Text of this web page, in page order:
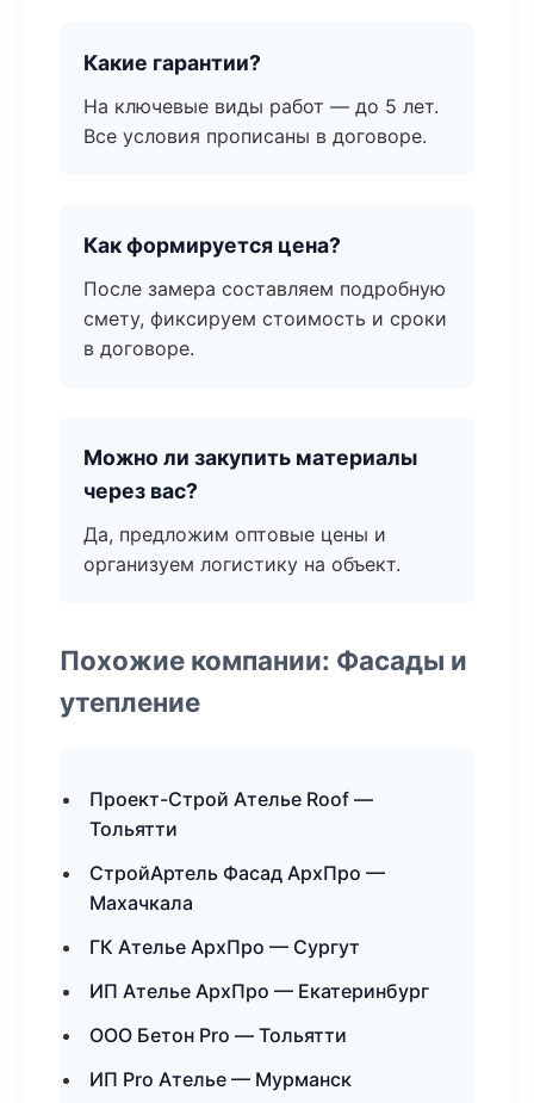
Какие гарантии?
На ключевые виды работ — до 5 лет.
Все условия прописаны в договоре.
Как формируется цена?
После замера составляем подробную
смету, фиксируем стоимость и сроки
в договоре.
Можно ли закупить материалы
через вас?
Да, предложим оптовые цены и
организуем логистику на объект.
Похожие компании: Фасады и
утепление
Проект-Строй Ателье Roof —
Тольятти
СтройАртель Фасад АрхПро —
Махачкала
ГК Ателье АрхПро — Сургут
ИП Ателье АрхПро — Екатеринбург
ООО Бетон Pro — Тольятти
ИП Pro Ателье — Мурманск